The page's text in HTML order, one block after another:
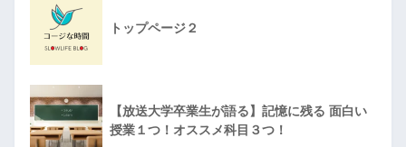
トップページ２
【放送大学卒業生が語る】記憶に残る 面白い
授業１つ！オススメ科目３つ！